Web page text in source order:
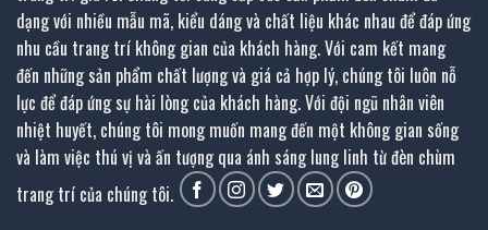
dạng với nhiều mẫu mã, kiểu dáng và chất liệu khác nhau để đáp ứng
nhu cầu trang trí không gian của khách hàng. Với cam kết mang
đến những sản phẩm chất lượng và giá cả hợp lý, chúng tôi luôn nỗ
lực để đáp ứng sự hài lòng của khách hàng. Với đội ngũ nhân viên
nhiệt huyết, chúng tôi mong muốn mang đến một không gian sống
và làm việc thú vị và ấn tượng qua ánh sáng lung linh từ đèn chùm
trang trí của chúng tôi.